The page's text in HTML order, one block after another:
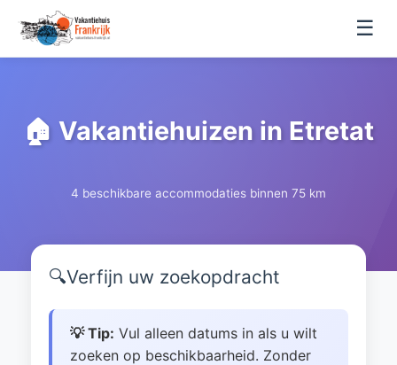
☰
🏠 Vakantiehuizen in Etretat
4 beschikbare accommodaties binnen 75 km
🔍Verfijn uw zoekopdracht
💡 Tip: Vul alleen datums in als u wilt
zoeken op beschikbaarheid. Zonder